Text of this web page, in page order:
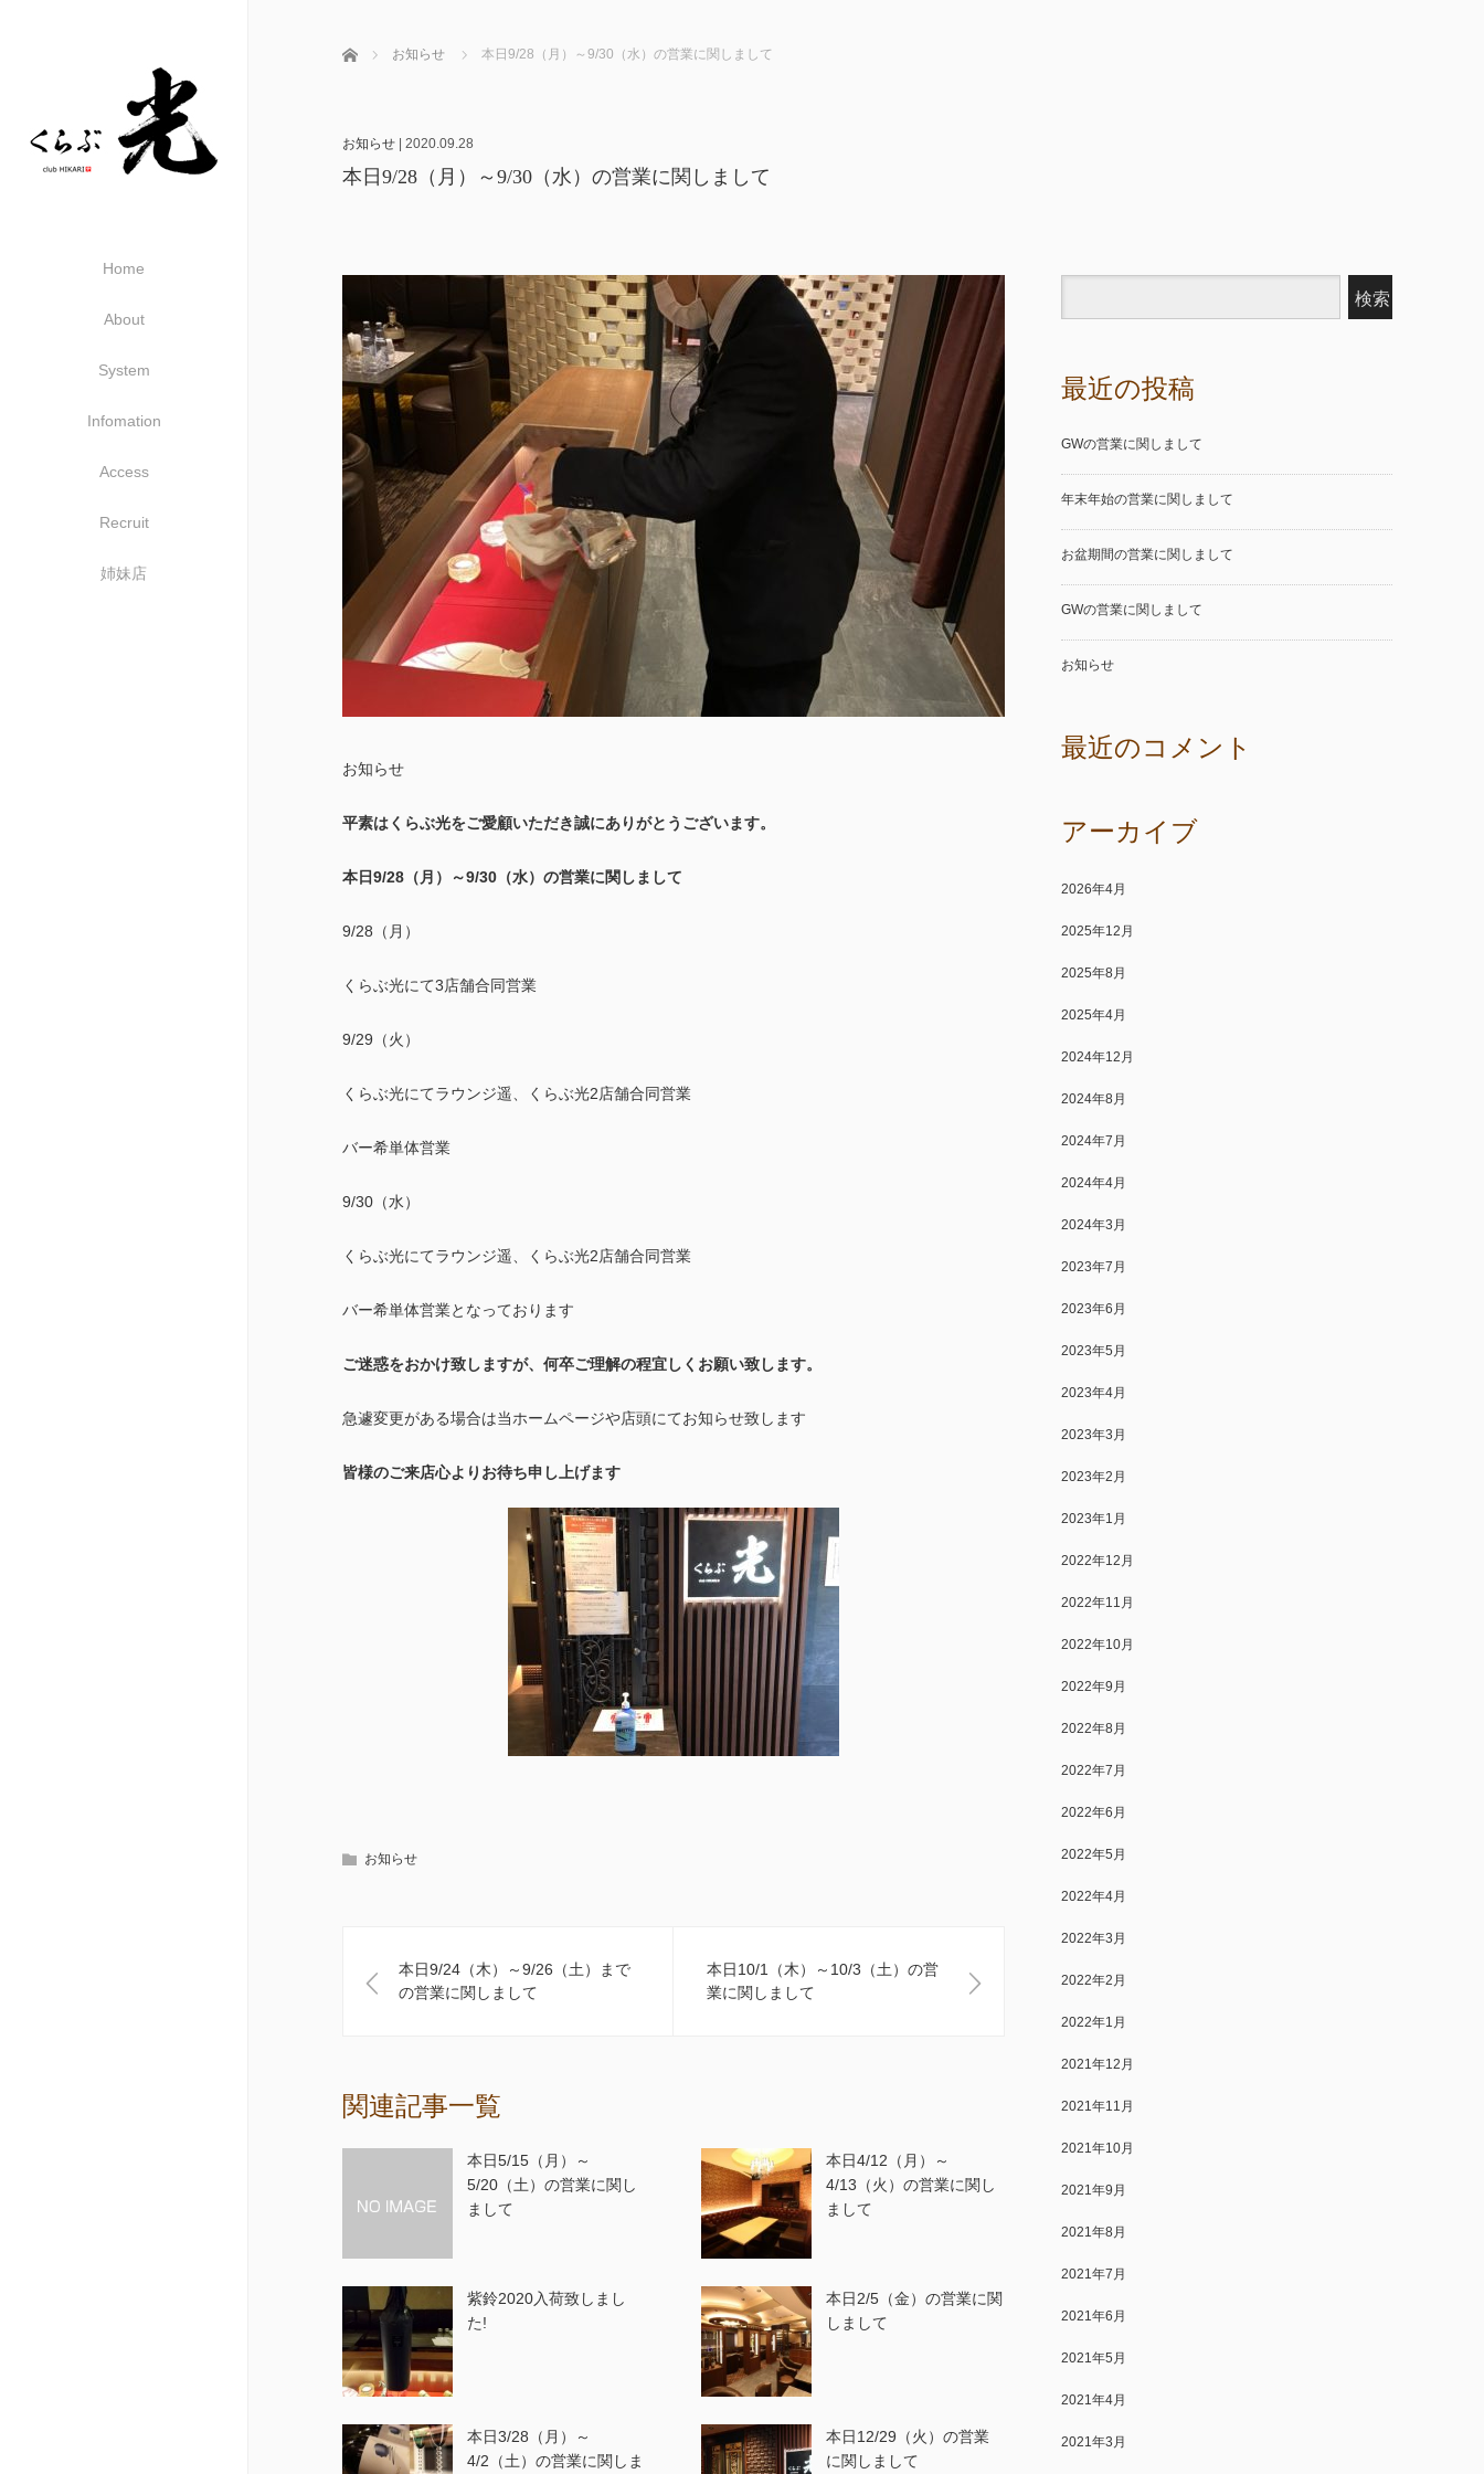
Home
About
System
Infomation
Access
Recruit
姉妹店
ホーム お知らせ 本日9/28（月）～9/30（水）の営業に関しまして
お知らせ| 2020.09.28
本日9/28（月）～9/30（水）の営業に関しまして
お知らせ
平素はくらぶ光をご愛顧いただき誠にありがとうございます。
本日9/28（月）～9/30（水）の営業に関しまして
9/28（月）
くらぶ光にて3店舗合同営業
9/29（火）
くらぶ光にてラウンジ遥、くらぶ光2店舗合同営業
バー希単体営業
9/30（水）
くらぶ光にてラウンジ遥、くらぶ光2店舗合同営業
バー希単体営業となっております
ご迷惑をおかけ致しますが、何卒ご理解の程宜しくお願い致します。
急遽変更がある場合は当ホームページや店頭にてお知らせ致します
皆様のご来店心よりお待ち申し上げます
お知らせ
本日9/24（木）～9/26（土）まで
の営業に関しまして
本日10/1（木）～10/3（土）の営
業に関しまして
関連記事一覧
本日5/15（月）～
5/20（土）の営業に関し
まして
本日4/12（月）～
4/13（火）の営業に関し
まして
紫鈴2020入荷致しまし
た!
本日2/5（金）の営業に関
しまして
本日3/28（月）～
4/2（土）の営業に関しま
本日12/29（火）の営業
に関しまして
最近の投稿
GWの営業に関しまして
年末年始の営業に関しまして
お盆期間の営業に関しまして
GWの営業に関しまして
お知らせ
最近のコメント
アーカイブ
2026年4月
2025年12月
2025年8月
2025年4月
2024年12月
2024年8月
2024年7月
2024年4月
2024年3月
2023年7月
2023年6月
2023年5月
2023年4月
2023年3月
2023年2月
2023年1月
2022年12月
2022年11月
2022年10月
2022年9月
2022年8月
2022年7月
2022年6月
2022年5月
2022年4月
2022年3月
2022年2月
2022年1月
2021年12月
2021年11月
2021年10月
2021年9月
2021年8月
2021年7月
2021年6月
2021年5月
2021年4月
2021年3月